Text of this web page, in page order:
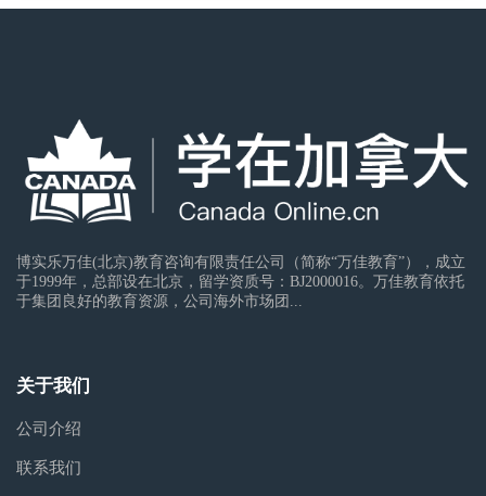
博实乐万佳(北京)教育咨询有限责任公司（简称“万佳教育”），成立
于1999年，总部设在北京，留学资质号：BJ2000016。万佳教育依托
于集团良好的教育资源，公司海外市场团...
关于我们
公司介绍
联系我们